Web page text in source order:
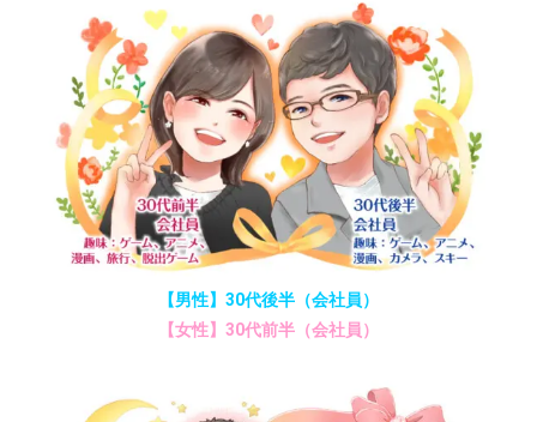
【男性】30代後半（会社員）
【女性】30代前半（会社員）